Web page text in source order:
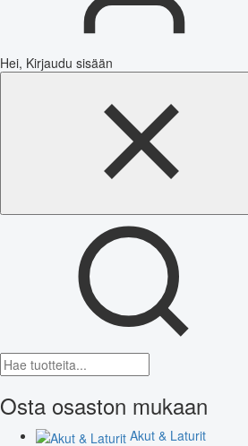
Hei, Kirjaudu sisään
Osta osaston mukaan
Akut & Laturit